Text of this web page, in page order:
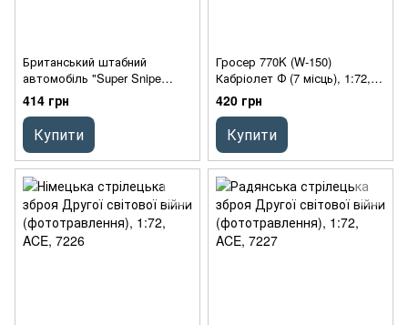
Британський штабний
автомобіль "Super Snipe
Saloon", 1:72, ACE, 72550
(Збірна модель)
414 грн
Купити
Гросер 770K (W-150)
Кабріолет Ф (7 місць), 1:72,
ACE, 72559 (Збірна модель)
420 грн
Купити